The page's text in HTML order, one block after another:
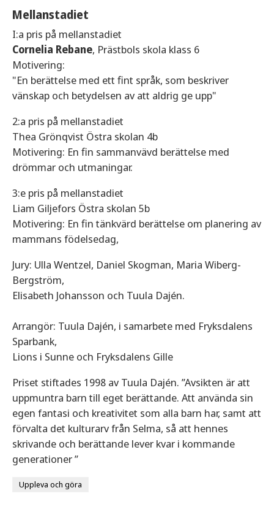
Mellanstadiet
I:a pris på mellanstadiet
Cornelia Rebane, Prästbols skola klass 6
Motivering:
"En berättelse med ett fint språk, som beskriver
vänskap och betydelsen av att aldrig ge upp"
2:a pris på mellanstadiet
Thea Grönqvist Östra skolan 4b
Motivering: En fin sammanvävd berättelse med
drömmar och utmaningar.
3:e pris på mellanstadiet
Liam Giljefors Östra skolan 5b
Motivering: En fin tänkvärd berättelse om planering av
mammans födelsedag,
Jury: Ulla Wentzel, Daniel Skogman, Maria Wiberg-
Bergström,
Elisabeth Johansson och Tuula Dajén.
Arrangör: Tuula Dajén, i samarbete med Fryksdalens
Sparbank,
Lions i Sunne och Fryksdalens Gille
Priset stiftades 1998 av Tuula Dajén. ”Avsikten är att
uppmuntra barn till eget berättande. Att använda sin
egen fantasi och kreativitet som alla barn har, samt att
förvalta det kulturarv från Selma, så att hennes
skrivande och berättande lever kvar i kommande
generationer ”
Uppleva och göra